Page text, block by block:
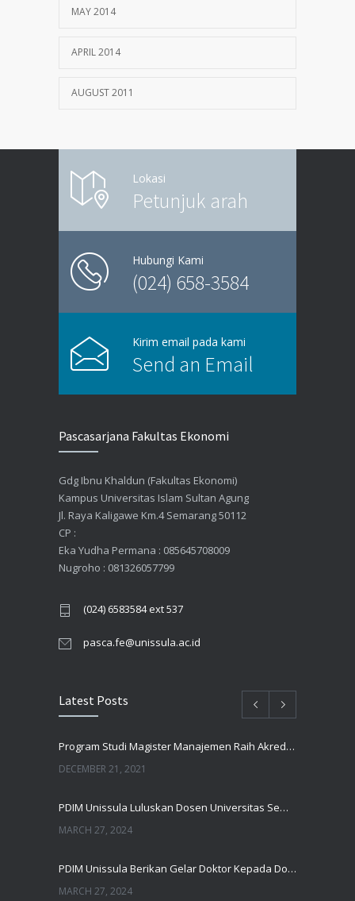
MAY 2014
APRIL 2014
AUGUST 2011
Lokasi
Petunjuk arah
Hubungi Kami
(024) 658-3584
Kirim email pada kami
Send an Email
Pascasarjana Fakultas Ekonomi
Gdg Ibnu Khaldun (Fakultas Ekonomi)
Kampus Universitas Islam Sultan Agung
Jl. Raya Kaligawe Km.4 Semarang 50112
CP :
Eka Yudha Permana : 085645708009
Nugroho : 081326057799
(024) 6583584 ext 537
pasca.fe@unissula.ac.id
Latest Posts
Program Studi Magister Manajemen Raih Akreditasi UNGGUL Oleh BAN PT
DECEMBER 21, 2021
PDIM Unissula Luluskan Dosen Universitas Semarang
MARCH 27, 2024
PDIM Unissula Berikan Gelar Doktor Kepada Dosen UIN Walisongo Semarang
MARCH 27, 2024